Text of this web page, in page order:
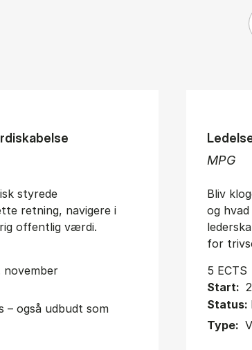
styrede
retning, navigere i
offentlig værdi.
november
– også udbudt som
MPG
Bliv
og
for
5 ECTS
Start:
Status:
Type: